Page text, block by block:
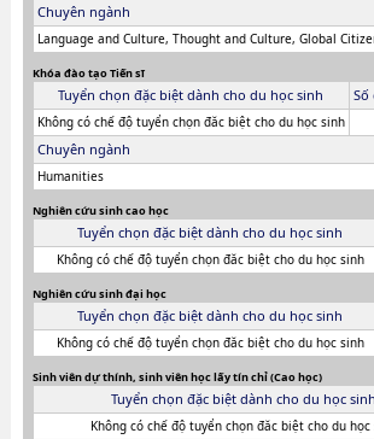
Chuyên ngành
Language and Culture, Thought and Culture, Global
Khóa đào tạo Tiến sĩ
Tuyển chọn đặc biệt dành cho du học sinh Số
Không có chế độ tuyển chọn đăc biệt cho du học sinh
Chuyên ngành
Humanities
Nghiên cứu sinh cao học
Tuyển chọn đặc biệt dành cho du học sinh
Không có chế độ tuyển chọn đăc biệt cho du học sinh
Nghiên cứu sinh đại học
Tuyển chọn đặc biệt dành cho du học sinh
Không có chế độ tuyển chọn đăc biệt cho du học sinh
Sinh viên dự thính, sinh viên học lấy tín chỉ (Cao học)
Tuyển chọn đặc biệt dành cho du học sinh
Không có chế độ tuyển chọn đăc biệt cho du học